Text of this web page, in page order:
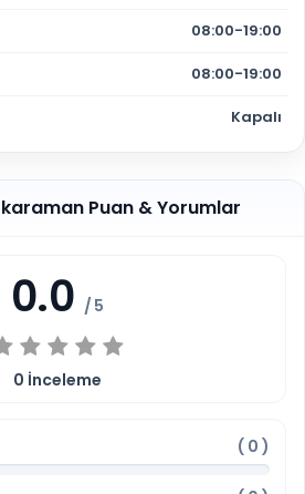
08:00-19:00
08:00-19:00
Kapalı
Puan & Yorumlar
0.0 / 5
0 İnceleme
( 0 )